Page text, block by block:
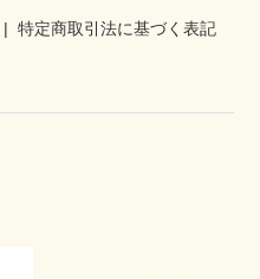
| 特定商取引法に基づく表記